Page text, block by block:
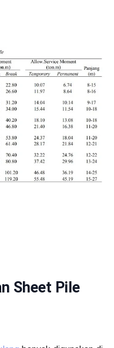
Sheet Pile